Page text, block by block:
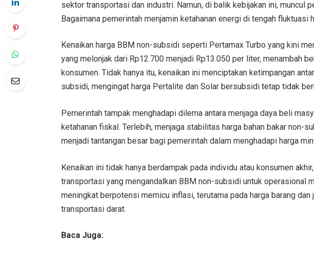
sektor transportasi dan industri. Namun, di balik kebijakan ini, muncul
Bagaimana pemerintah menjamin ketahanan energi di tengah fluktuasi
Kenaikan harga BBM non-subsidi seperti Pertamax Turbo yang kini
yang melonjak dari Rp12.700 menjadi Rp13.050 per liter, menambah
konsumen. Tidak hanya itu, kenaikan ini menciptakan ketimpangan
subsidi, mengingat harga Pertalite dan Solar bersubsidi tetap tidak
Pemerintah tampak menghadapi dilema antara menjaga daya beli
ketahanan fiskal. Terlebih, menjaga stabilitas harga bahan bakar non-
menjadi tantangan besar bagi pemerintah dalam menghadapi harga
Kenaikan ini tidak hanya berdampak pada individu atau konsumen
transportasi yang mengandalkan BBM non-subsidi untuk operasional
meningkat berpotensi memicu inflasi, terutama pada harga barang dan
transportasi darat.
Baca Juga: